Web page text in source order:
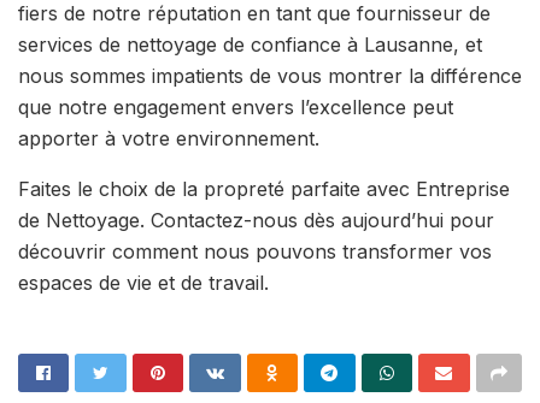
fiers de notre réputation en tant que fournisseur de
services de nettoyage de confiance à Lausanne, et
nous sommes impatients de vous montrer la différence
que notre engagement envers l’excellence peut
apporter à votre environnement.
Faites le choix de la propreté parfaite avec Entreprise
de Nettoyage. Contactez-nous dès aujourd’hui pour
découvrir comment nous pouvons transformer vos
espaces de vie et de travail.